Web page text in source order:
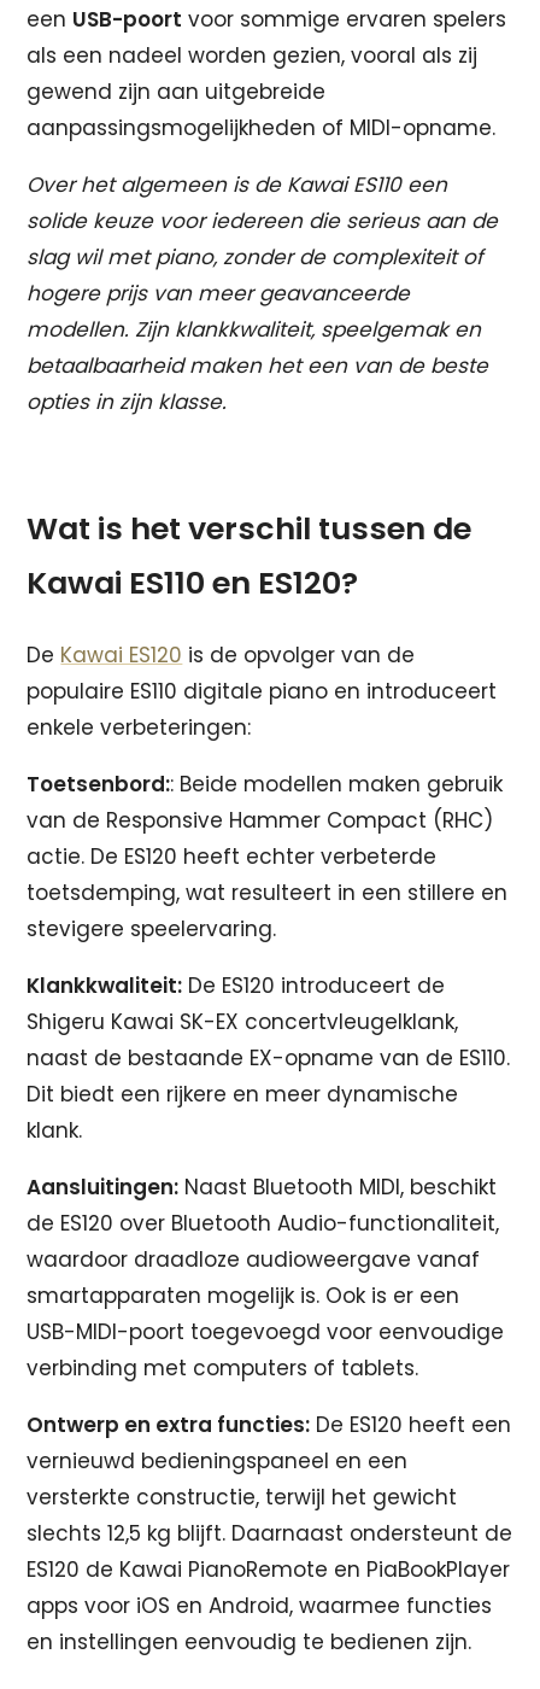
een USB-poort voor sommige ervaren spelers
als een nadeel worden gezien, vooral als zij
gewend zijn aan uitgebreide
aanpassingsmogelijkheden of MIDI-opname.
Over het algemeen is de Kawai ES110 een
solide keuze voor iedereen die serieus aan de
slag wil met piano, zonder de complexiteit of
hogere prijs van meer geavanceerde
modellen. Zijn klankkwaliteit, speelgemak en
betaalbaarheid maken het een van de beste
opties in zijn klasse.
Wat is het verschil tussen de
Kawai ES110 en ES120?
De Kawai ES120 is de opvolger van de
populaire ES110 digitale piano en introduceert
enkele verbeteringen:
Toetsenbord:: Beide modellen maken gebruik
van de Responsive Hammer Compact (RHC)
actie. De ES120 heeft echter verbeterde
toetsdemping, wat resulteert in een stillere en
stevigere speelervaring.
Klankkwaliteit: De ES120 introduceert de
Shigeru Kawai SK-EX concertvleugelklank,
naast de bestaande EX-opname van de ES110.
Dit biedt een rijkere en meer dynamische
klank.
Aansluitingen: Naast Bluetooth MIDI, beschikt
de ES120 over Bluetooth Audio-functionaliteit,
waardoor draadloze audioweergave vanaf
smartapparaten mogelijk is. Ook is er een
USB-MIDI-poort toegevoegd voor eenvoudige
verbinding met computers of tablets.
Ontwerp en extra functies: De ES120 heeft een
vernieuwd bedieningspaneel en een
versterkte constructie, terwijl het gewicht
slechts 12,5 kg blijft. Daarnaast ondersteunt de
ES120 de Kawai PianoRemote en PiaBookPlayer
apps voor iOS en Android, waarmee functies
en instellingen eenvoudig te bedienen zijn.